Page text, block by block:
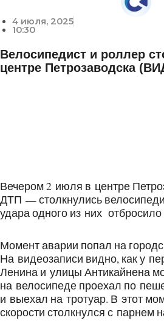
4 июля, 2025
10:30
Велосипедист и роллер
центре Петрозаводска
Вечером 2 июля в центре
ДТП — столкнулись
удара одного из них
Момент аварии попал на
На видеозаписи видно, как у
Ленина и улицы Антикайнена
на велосипеде проехал по
и выехал на тротуар. В этот
скорости столкнулся с парнем